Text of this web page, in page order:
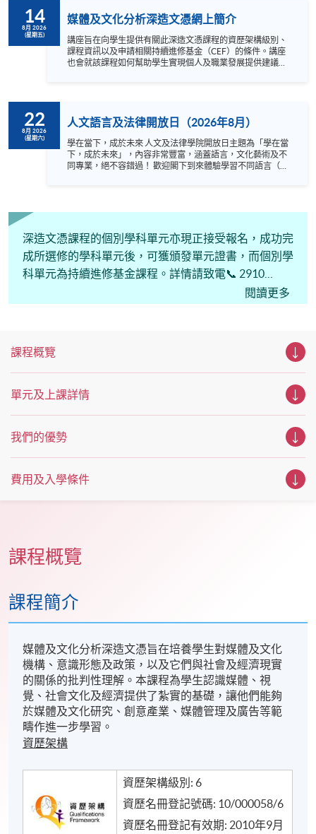
14
8月 2026
(星期五)
媒體及文化分析深造文憑網上簡介
講座旨在向學生提供有關此深造文憑課程的資歷架構級別、
課程資訊以及申請相關持續進修基金（CEF）的條件。講座
也會就該課程如何幫助學生實現個人及職業發展提供建議。
資歷架構級別: 6 資歷名冊登記號碼: 10/000058/6資歷名冊
登記有效期: 2010年9月1日 - 持續有效
22
8月 2026
(星期六)
人文語言及法律開放日（2026年8月）
學在當下，成於未來 人文及法律學院開放日主題為「學在當
下，成於未來」，內容非常豐富，涵蓋語言，文化藝術及不
同專業，絕不容錯過！ 歡迎閣下到來體驗學習不同語言（包
的你，絕對是機會難逢。若你想瞭解心理學及相關的日常應
坊、體驗課堂和豐富資訊講座。萬勿錯過是次活動，記得把
握機會，立刻報名參加，規劃學習之路，成就你的未來藍
圖！
深造文憑課程的個別學科單元亦現正接受報名，成功完
成所選修的學科單元後，可獲頒發單元證書，而個別學
科單元為持續進修基金課程。詳情請致電📞 2910
閱讀更多
課程概覽
單元及上課詳情
我們的優勢
費用及入學條件
課程概覽
課程簡介
媒體及文化分析深造文憑旨在培養學生對媒體及文化
機構、意識形態及政策，以及它們與社會及經濟現實
的關係的批判性理解。本課程為學生認識媒體、視
覺、社會文化及經濟提供了紮實的基礎，讓他們能夠
於媒體及文化研究、創意產業、媒體管理及廣告等範
疇作進一步學習。
資歷架構
資歷架構級別: 6
資歷名冊登記號碼: 10/000058/6
資歷名冊登記有效期: 2010年9月